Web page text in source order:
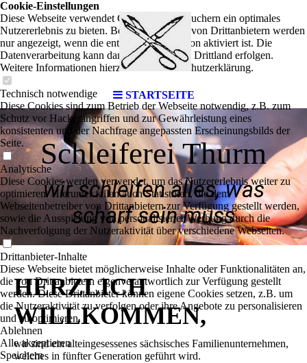
STARTSEITE
Schleiferei Thurm
wir schleifen alles, was
scharf sein muss
HERZLICH
WILLKOMMEN,
wir sind ein alteingesessenes sächsisches Familienunternehmen,
welches in fünfter Generation geführt wird.
Cookie-Einstellungen
Diese Webseite verwendet Cookies, um Besuchern ein optimales
Nutzererlebnis zu bieten. Bestimmte Inhalte von Drittanbietern werden
nur angezeigt, wenn die entsprechende Option aktiviert ist. Die
Datenverarbeitung kann dann auch in einem Drittland erfolgen.
Weitere Informationen hierzu in der Datenschutzerklärung.
Technisch notwendige
Diese Cookies sind zum Betrieb der Webseite notwendig, z.B. zum
Schutz vor Hackerangriffen und zur Gewährleistung eines
konsistenten und der Nachfrage angepassten Erscheinungsbilds der
Seite.
Analytische
Diese Cookies werden verwendet, um das Nutzererlebnis weiter zu
optimieren. Hierunter fallen auch Statistiken, die dem
Webseitenbetreiber von Drittanbietern zur Verfügung gestellt werden,
sowie die Ausspielung von personalisierter Werbung durch die
Nachverfolgung der Nutzeraktivität über verschiedene Webseiten.
Drittanbieter-Inhalte
Diese Webseite bietet möglicherweise Inhalte oder Funktionalitäten an,
die von Drittanbietern eigenverantwortlich zur Verfügung gestellt
werden. Diese Drittanbieter können eigene Cookies setzen, z.B. um
die Nutzeraktivität zu verfolgen oder ihre Angebote zu personalisieren
und zu optimieren.
Ablehnen
Alle akzeptieren
Speichern